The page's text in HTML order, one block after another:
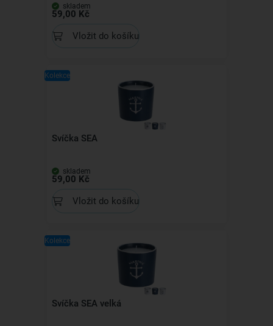
skladem
59,00 Kč
Vložit do košíku
Kolekce
Svíčka SEA
skladem
59,00 Kč
Vložit do košíku
Kolekce
Svíčka SEA velká